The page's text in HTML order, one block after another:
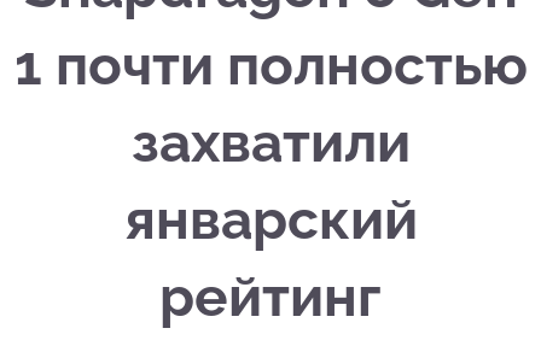
1 почти полностью
захватили
январский
рейтинг